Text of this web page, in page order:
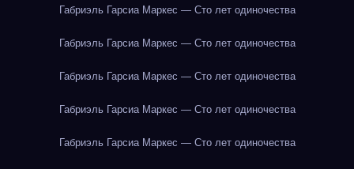
Габриэль Гарсиа Маркес — Сто лет одиночества
Габриэль Гарсиа Маркес — Сто лет одиночества
Габриэль Гарсиа Маркес — Сто лет одиночества
Габриэль Гарсиа Маркес — Сто лет одиночества
Габриэль Гарсиа Маркес — Сто лет одиночества